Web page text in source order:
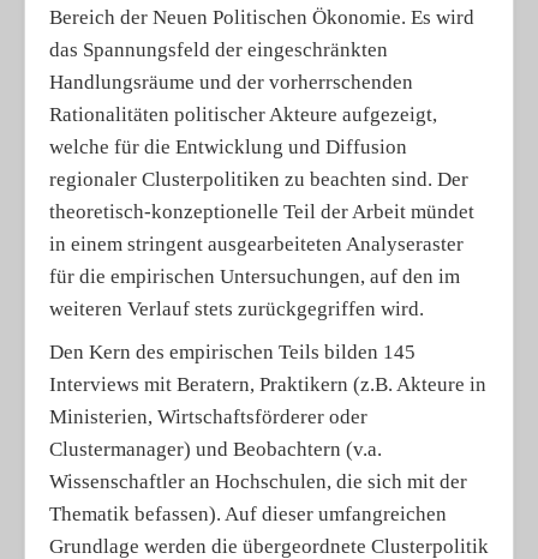
Bereich der Neuen Politischen Ökonomie. Es wird
das Spannungsfeld der eingeschränkten
Handlungsräume und der vorherrschenden
Rationalitäten politischer Akteure aufgezeigt,
welche für die Entwicklung und Diffusion
regionaler Clusterpolitiken zu beachten sind. Der
theoretisch-konzeptionelle Teil der Arbeit mündet
in einem stringent ausgearbeiteten Analyseraster
für die empirischen Untersuchungen, auf den im
weiteren Verlauf stets zurückgegriffen wird.
Den Kern des empirischen Teils bilden 145
Interviews mit Beratern, Praktikern (z.B. Akteure in
Ministerien, Wirtschaftsförderer oder
Clustermanager) und Beobachtern (v.a.
Wissenschaftler an Hochschulen, die sich mit der
Thematik befassen). Auf dieser umfangreichen
Grundlage werden die übergeordnete Clusterpolitik